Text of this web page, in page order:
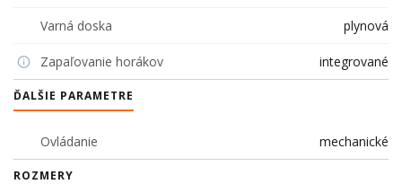
Varná doska plynová
Zapaľovanie horákov integrované
ĎALŠIE PARAMETRE
Ovládanie mechanické
ROZMERY